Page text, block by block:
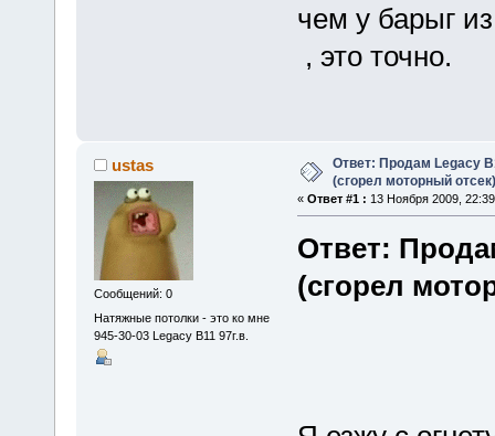
чем у барыг
, это точно.
ustas
Сообщений: 0
Натяжные потолки - это ко мне
945-30-03 Legacy B11 97г.в.
Ответ: Продам Legacy
(сгорел моторный отсек)
« Ответ #1 : 13 Ноября 2009,
Ответ:
(сгорел